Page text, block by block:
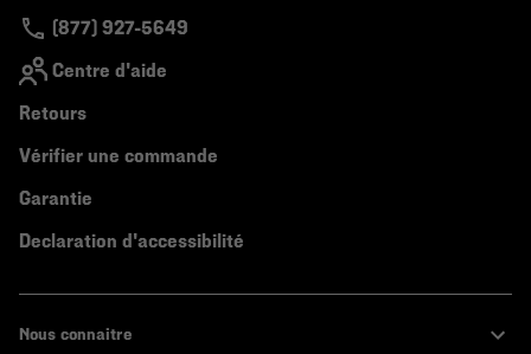
(877) 927-5649
Centre d'aide
Retours
Vérifier une commande
Garantie
Declaration d'accessibilité
Nous connaitre